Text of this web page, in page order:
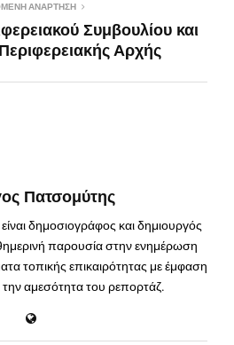
ΑΝΆΡΤΗΣΗ
Συμβουλίου και
Αρχής
Πατσομύτης
δημοσιογράφος και δημιουργός
παρουσία στην ενημέρωση
τοπικής επικαιρότητας με έμφαση
την αμεσότητα του ρεπορτάζ.